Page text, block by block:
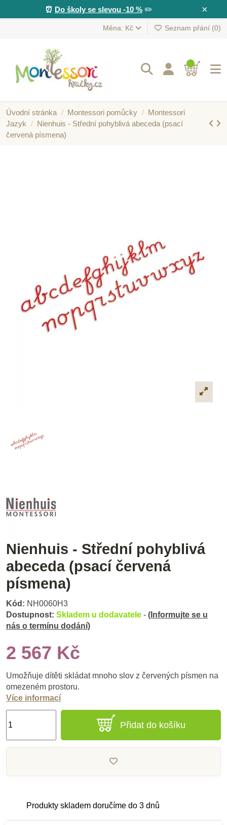
×
⏰ Do školy se slevou -10 %✏️
Měna: Kč Seznam přání (0)
Úvodní stránka Montessori pomůcky
Montessori
Jazyk
Nienhuis - Střední pohyblivá abeceda (psací
červená písmena)
Nienhuis - Střední pohyblivá
abeceda (psací červená
písmena)
Kód: NH0060H3
Dostupnost: Skladem u dodavatele - (Informujte se u
nás o termínu dodání)
2 567 Kč
Umožňuje dítěti skládat mnoho slov z červených písmen na
omezeném prostoru.
Více informací
Přidat do košíku
Produkty skladem doručíme do 3 dnů